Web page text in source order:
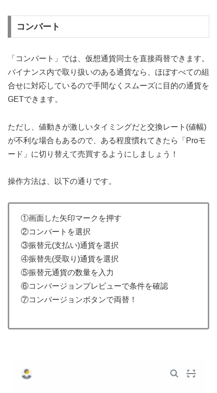
コンバート
「コンバート」では、仮想通貨同士を直接両替できます。
バイナンス内で取り扱いのある通貨なら、ほぼすべての組
合せに対応しているので手間なくスムーズに目的の通貨を
GETできます。
ただし、値動きが激しいタイミングだと交換レート(値幅)
が不利な場合もあるので、ある程度慣れてきたら「Proモ
ード」に切り替えて売買するようにしましょう！
操作方法は、以下の通りです。
①画面した矢印マークを押す
②コンバートを選択
③振替元(支払い)通貨を選択
④振替先(受取り)通貨を選択
⑤振替元通貨の数量を入力
⑥コンバージョンプレビューで条件を確認
⑦コンバージョンボタンで両替！